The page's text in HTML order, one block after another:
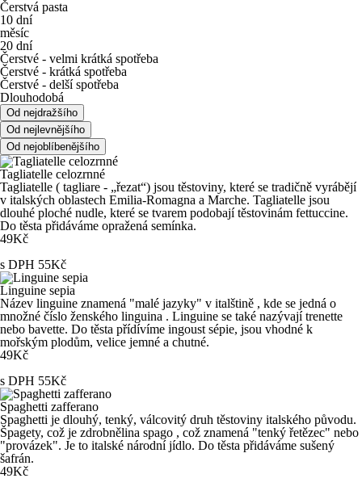
Čerstvá pasta
10 dní
měsíc
20 dní
Čerstvé - velmi krátká spotřeba
Čerstvé - krátká spotřeba
Čerstvé - delší spotřeba
Dlouhodobá
Tagliatelle celozrnné
Tagliatelle ( tagliare - „řezat“) jsou těstoviny, které se tradičně vyrábějí
v italských oblastech Emilia-Romagna a Marche. Tagliatelle jsou
dlouhé ploché nudle, které se tvarem podobají těstovinám fettuccine.
Do těsta přidáváme opražená semínka.
49Kč
s DPH 55Kč
Linguine sepia
Název linguine znamená "malé jazyky" v italštině , kde se jedná o
množné číslo ženského linguina . Linguine se také nazývají trenette
nebo bavette. Do těsta přídívíme ingoust sépie, jsou vhodné k
mořským plodům, velice jemné a chutné.
49Kč
s DPH 55Kč
Spaghetti zafferano
Spaghetti je dlouhý, tenký, válcovitý druh těstoviny italského původu.
Špagety, což je zdrobnělina spago , což znamená "tenký řetězec" nebo
"provázek". Je to italské národní jídlo. Do těsta přidáváme sušený
šafrán.
49Kč